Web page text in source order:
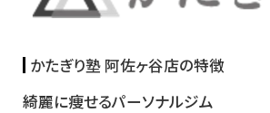
かたぎり塾 阿佐ヶ谷店の特徴
綺麗に痩せるパーソナルジム